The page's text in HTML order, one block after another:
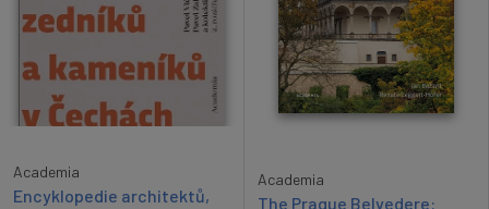
Academia
Encyklopedie architektů,
Academia
The Prague Belvedere: